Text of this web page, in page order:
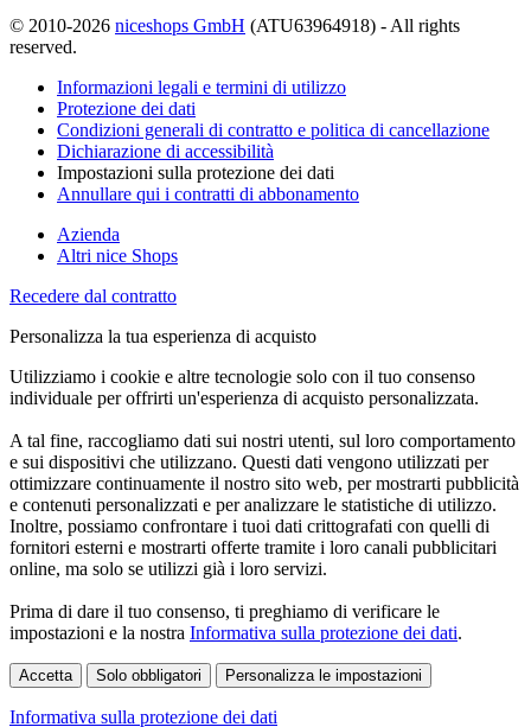
© 2010-2026 niceshops GmbH (ATU63964918) - All rights
reserved.
Informazioni legali e termini di utilizzo
Protezione dei dati
Condizioni generali di contratto e politica di cancellazione
Dichiarazione di accessibilità
Impostazioni sulla protezione dei dati
Annullare qui i contratti di abbonamento
Azienda
Altri nice Shops
Recedere dal contratto
Personalizza la tua esperienza di acquisto
Utilizziamo i cookie e altre tecnologie solo con il tuo consenso
individuale per offrirti un'esperienza di acquisto personalizzata.
A tal fine, raccogliamo dati sui nostri utenti, sul loro comportamento
e sui dispositivi che utilizzano. Questi dati vengono utilizzati per
ottimizzare continuamente il nostro sito web, per mostrarti pubblicità
e contenuti personalizzati e per analizzare le statistiche di utilizzo.
Inoltre, possiamo confrontare i tuoi dati crittografati con quelli di
fornitori esterni e mostrarti offerte tramite i loro canali pubblicitari
online, ma solo se utilizzi già i loro servizi.
Prima di dare il tuo consenso, ti preghiamo di verificare le
impostazioni e la nostra Informativa sulla protezione dei dati.
Accetta Solo obbligatori Personalizza le impostazioni
Informativa sulla protezione dei dati